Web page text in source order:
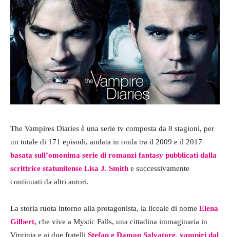
The Vampires Diaries è una serie tv composta da 8 stagioni, per
un totale di 171 episodi, andata in onda tra il 2009 e il 2017
basata sull’omonima serie di romanzi fantasy pubblicati dalla
scrittrice statunitense Lisa J. Smith e successivamente
continuati da altri autori.
La storia ruota intorno alla protagonista, la liceale di nome Elena
Gilbert, che vive a Mystic Falls, una cittadina immaginaria in
Virginia e ai due fratelli Stefan e Damon Salvatore, vampiri dal